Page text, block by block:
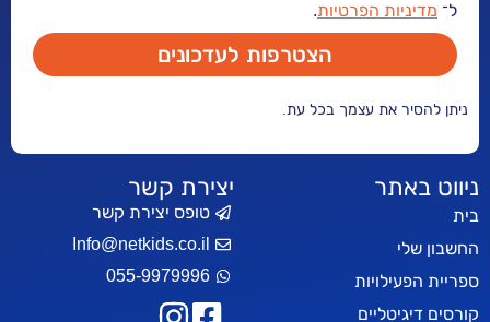
הפרטיות.
הצטרפות לעדכונים
את עצמך בכל עת.
יצירת קשר
טופס יצירת קשר
Info@netkids.co.il
055-9979996